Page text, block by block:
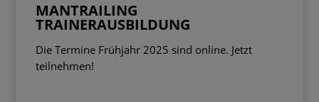
MANTRAILING
TRAINERAUSBILDUNG
Die Termine Frühjahr 2025 sind online. Jetzt
teilnehmen!